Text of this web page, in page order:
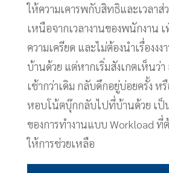
ให้ความเคารพกับสิทธิและเวลา
เหนือจากเวลางานของพนักงาน
ความเครียด และไม่ต้องนำเรื่องง
บ้านด้วย แต่หากเริ่มสังเกตเห็นว่
เช้ากว่าเดิม กลับดึกอยู่บ่อยครั้ง ห
หอบโน้ตบุ๊กกลับไปที่บ้านด้วย เ
ของการทำงานแบบ Workload ที่
ให้การช่วยเหลือ